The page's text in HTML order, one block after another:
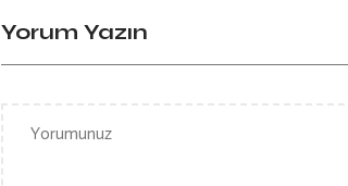
Yorum Yazın